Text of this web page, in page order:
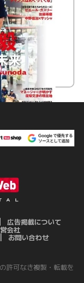
未来
広告掲載について
会社
お問い合わせ
許可なき複製・転載を